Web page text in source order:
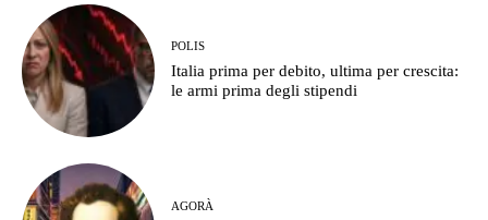
POLIS
Italia prima per debito, ultima per crescita:
le armi prima degli stipendi
AGORÀ